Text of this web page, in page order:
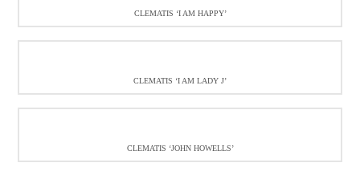
CLEMATIS ‘I AM HAPPY’
CLEMATIS ‘I AM LADY J’
CLEMATIS ‘JOHN HOWELLS’